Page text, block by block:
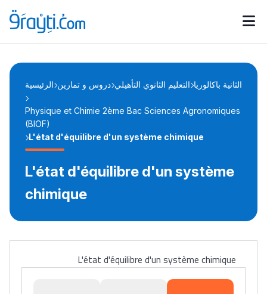
Catégories
d'actualités
Annonces bourses
الرئيسية دروس و تمارين التعليم الثانوي التأهيلي الثانية باكالوريا
Physique et Chimie 2ème Bac Sciences Agronomiques
(BIOF)
L'état d'équilibre d'un système chimique
L'état d'équilibre d'un système
chimique
L'état d'équilibre d'un système chimique